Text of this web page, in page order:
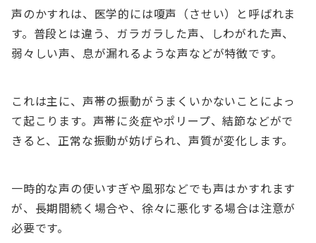
声のかすれは、医学的には嗄声（させい）と呼ばれま
す。普段とは違う、ガラガラした声、しわがれた声、
弱々しい声、息が漏れるような声などが特徴です。
これは主に、声帯の振動がうまくいかないことによっ
て起こります。声帯に炎症やポリープ、結節などがで
きると、正常な振動が妨げられ、声質が変化します。
一時的な声の使いすぎや風邪などでも声はかすれます
が、長期間続く場合や、徐々に悪化する場合は注意が
必要です。